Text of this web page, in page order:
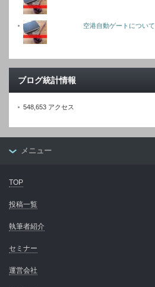
空港自動ゲートについて
ブログ統計情報
548,653 アクセス
メニュー
TOP
投稿一覧
執筆者紹介
セミナー
運営会社